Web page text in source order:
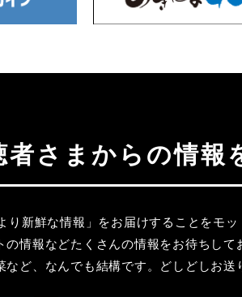
者さまからの情
り新鮮な情報」をお届けすることをモ
情報などたくさんの情報をお待ちして
ど、なんでも結構です。どしどしお送